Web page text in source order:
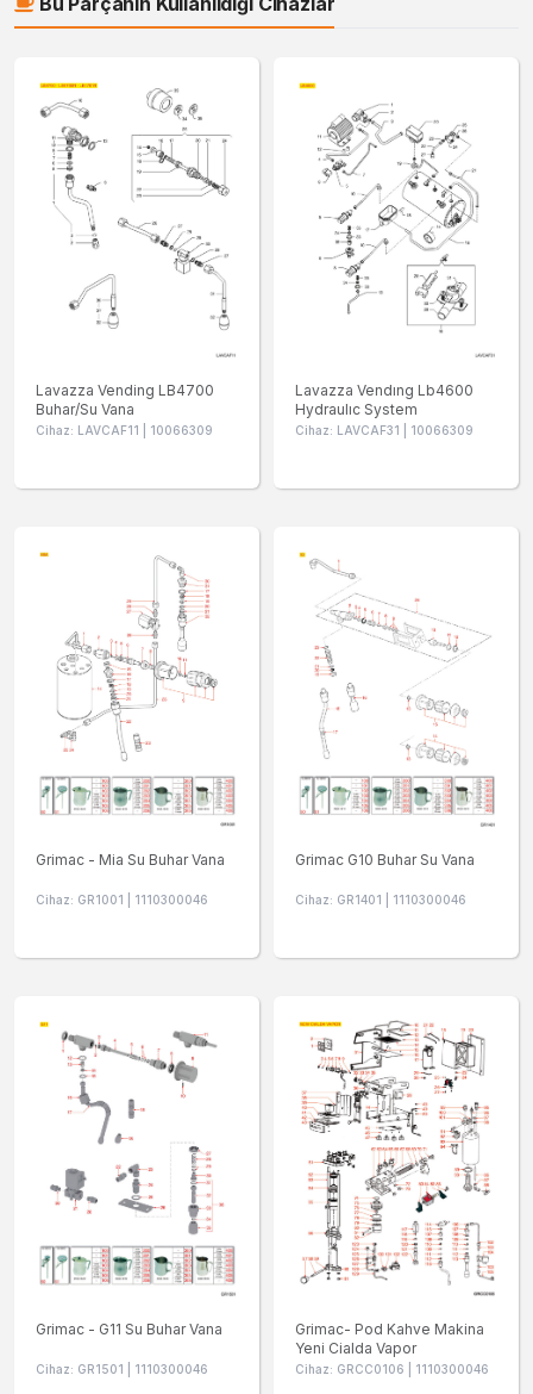
Lavazza Vending LB4700
Buhar/Su Vana
Cihaz: LAVCAF11 | 10066309
Lavazza Vendıng Lb4600
Hydraulıc System
Cihaz: LAVCAF31 | 10066309
Grimac - Mia Su Buhar Vana
Cihaz: GR1001 | 1110300046
Grimac G10 Buhar Su Vana
Cihaz: GR1401 | 1110300046
Grimac - G11 Su Buhar Vana
Cihaz: GR1501 | 1110300046
Grimac- Pod Kahve Makina
Yeni Cialda Vapor
Cihaz: GRCC0106 | 1110300046